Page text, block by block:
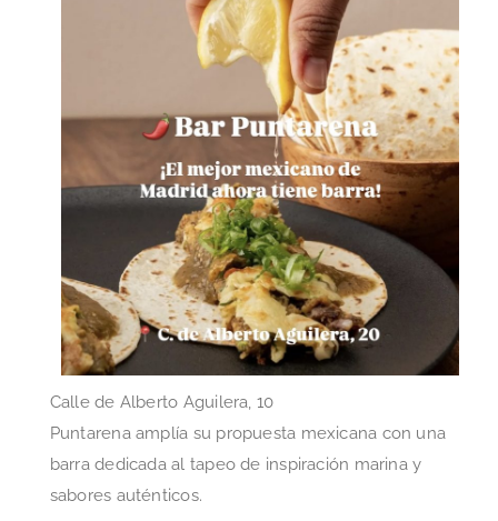
Calle de Alberto Aguilera, 10
Puntarena amplía su propuesta mexicana con una
barra dedicada al tapeo de inspiración marina y
sabores auténticos.